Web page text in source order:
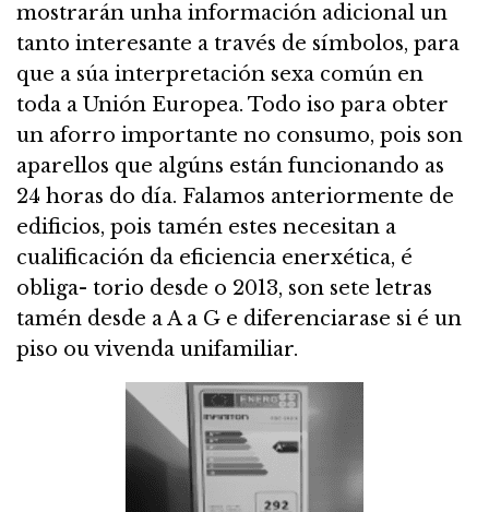
mostrarán unha información adicional un
tanto interesante a través de símbolos, para
que a súa interpretación sexa común en
toda a Unión Europea. Todo iso para obter
un aforro importante no consumo, pois son
aparellos que algúns están funcionando as
24 horas do día. Falamos anteriormente de
edificios, pois tamén estes necesitan a
cualificación da eficiencia enerxética, é
obliga- torio desde o 2013, son sete letras
tamén desde a A a G e diferenciarase si é un
piso ou vivenda unifamiliar.